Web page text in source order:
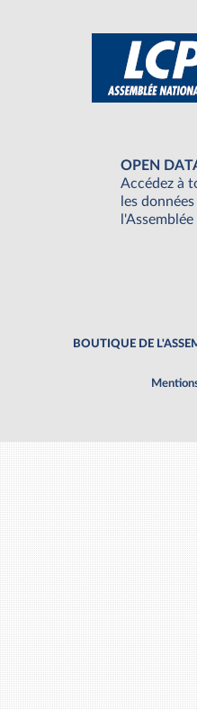
OPEN
Accédez à
les
BOUTIQUE DE